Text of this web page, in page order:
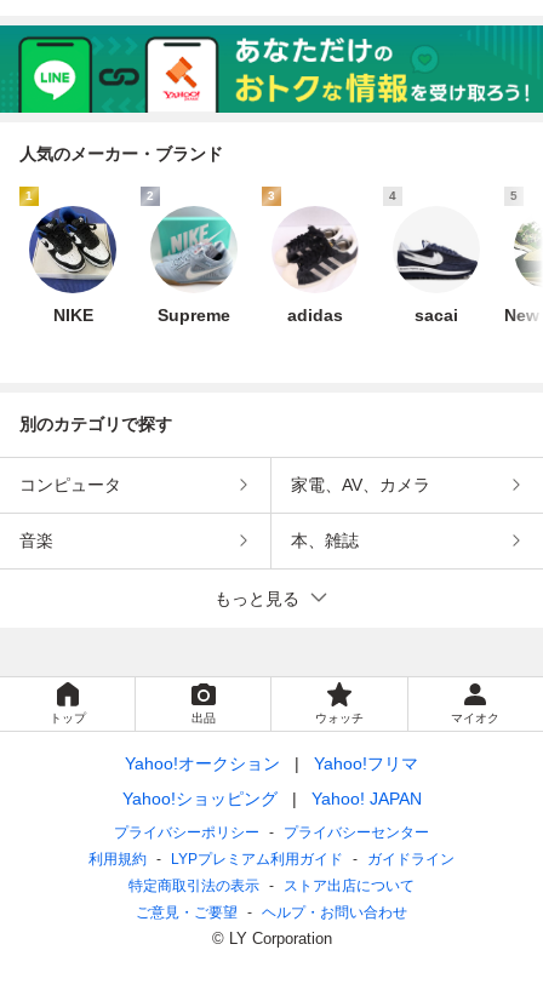
人気のメーカー・ブランド
1
NIKE
2
Supreme
3
adidas
4
sacai
5
別のカテゴリで探す
コンピュータ 家電、AV、カメラ
音楽 本、雑誌
もっと見る
トップ 出品 ウォッチ マイオク
Yahoo!オークション
Yahoo!フリマ
Yahoo!ショッピング
Yahoo! JAPAN
プライバシーポリシー
プライバシーセンター
利用規約
LYPプレミアム利用ガイド
ガイドライン
特定商取引法の表示
ストア出店について
ご意見・ご要望
ヘルプ・お問い合わせ
© LY Corporation